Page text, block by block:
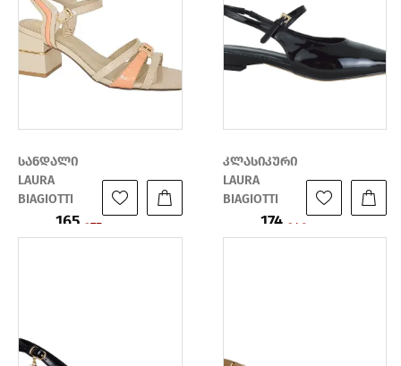
სანდალი
LAURA
BIAGIOTTI
165
₾
275
კლასიკური
LAURA
BIAGIOTTI
174
₾
249